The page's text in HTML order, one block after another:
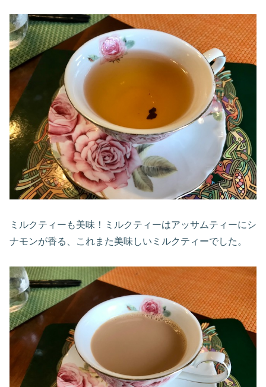
ミルクティーも美味！ミルクティーはアッサムティーにシ
ナモンが香る、これまた美味しいミルクティーでした。